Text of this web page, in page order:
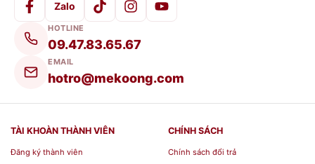
Zalo
HOTLINE
09.47.83.65.67
EMAIL
hotro@mekoong.com
TÀI KHOÀN THÀNH VIÊN
Đăng ký thành viên
CHÍNH SÁCH
Chính sách đổi trả